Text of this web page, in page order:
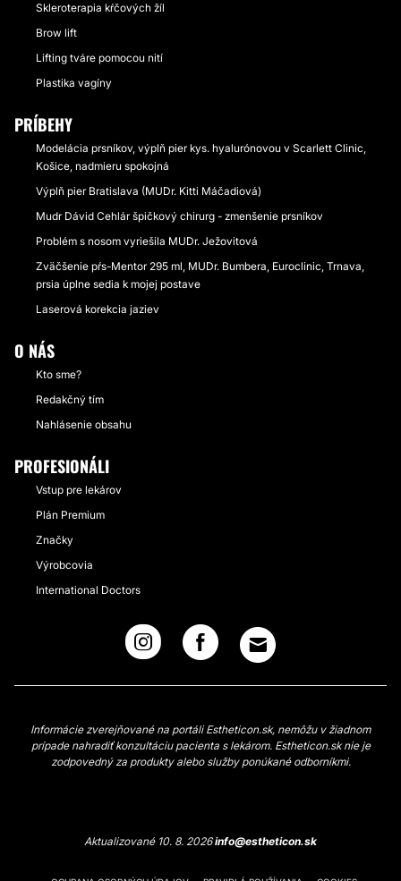
Skleroterapia kŕčových žíl
Brow lift
Lifting tváre pomocou nití
Plastika vagíny
PRÍBEHY
Modelácia prsníkov, výplň pier kys. hyalurónovou v Scarlett Clinic,
Košice, nadmieru spokojná
Výplň pier Bratislava (MUDr. Kitti Máčadiová)
Mudr Dávid Cehlár špičkový chirurg - zmenšenie prsníkov
Problém s nosom vyriešila MUDr. Ježovitová
Zväčšenie pŕs-Mentor 295 ml, MUDr. Bumbera, Euroclinic, Trnava,
prsia úplne sedia k mojej postave
Laserová korekcia jaziev
O NÁS
Kto sme?
Redakčný tím
Nahlásenie obsahu
PROFESIONÁLI
Vstup pre lekárov
Plán Premium
Značky
Výrobcovia
International Doctors
Informácie zverejňované na portáli Estheticon.sk, nemôžu v žiadnom
prípade nahradiť konzultáciu pacienta s lekárom. Estheticon.sk nie je
zodpovedný za produkty alebo služby ponúkané odborníkmi.
Aktualizované 10. 8. 2026info@estheticon.sk